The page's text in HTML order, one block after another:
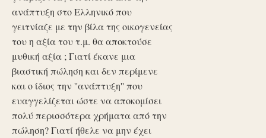
ανάπτυξη στο Ελληνικό που
γειτνίαζε με την βίλα της οικογενείας
του η αξία του τ.μ. θα αποκτούσε
μυθική αξία ; Γιατί έκανε μια
βιαστική πώληση και δεν περίμενε
και ο ίδιος την ''ανάπτυξη'' που
ευαγγελίζεται ώστε να αποκομίσει
πολύ περισσότερα χρήματα από την
πώληση? Γιατί ήθελε να μην έχει